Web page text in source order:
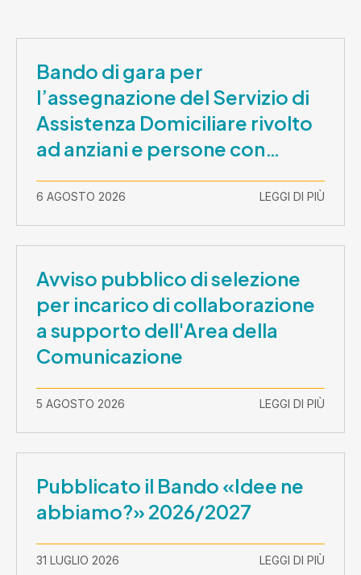
Bando di gara per
l’assegnazione del Servizio di
Assistenza Domiciliare rivolto
ad anziani e persone con
2026-30 settembre 2029
6 AGOSTO 2026 LEGGI DI PIÙ
Avviso pubblico di selezione
per incarico di collaborazione
a supporto dell'Area della
Comunicazione
5 AGOSTO 2026 LEGGI DI PIÙ
Pubblicato il Bando «Idee ne
abbiamo?» 2026/2027
31 LUGLIO 2026 LEGGI DI PIÙ